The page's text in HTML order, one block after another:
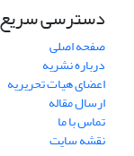
دسترسی سریع
صفحه اصلی
درباره نشریه
اعضای هیات تحریریه
ارسال مقاله
تماس با ما
نقشه سایت